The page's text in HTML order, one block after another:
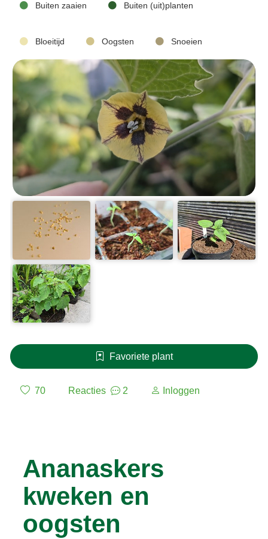
Buiten zaaien Buiten (uit)planten
Bloeitijd Oogsten Snoeien
Favoriete plant
70 Reacties 2 Inloggen
Ananaskers
kweken en
oogsten